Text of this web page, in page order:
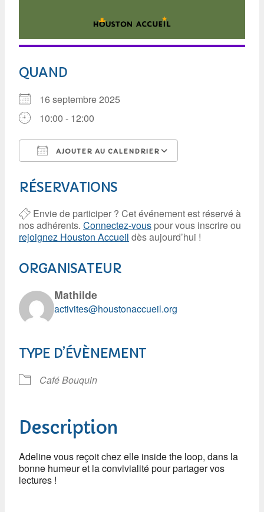
QUAND
16 septembre 2025
10:00 - 12:00
AJOUTER AU CALENDRIER
RÉSERVATIONS
Envie de participer ? Cet événement est réservé à
nos adhérents. Connectez-vous pour vous inscrire ou
rejoignez Houston Accueil dès aujourd’hui !
ORGANISATEUR
Mathilde
activites@houstonaccueil.org
TYPE D’ÉVÈNEMENT
Café Bouquin
Description
Adeline vous reçoit chez elle inside the loop, dans la
bonne humeur et la convivialité pour partager vos
lectures !